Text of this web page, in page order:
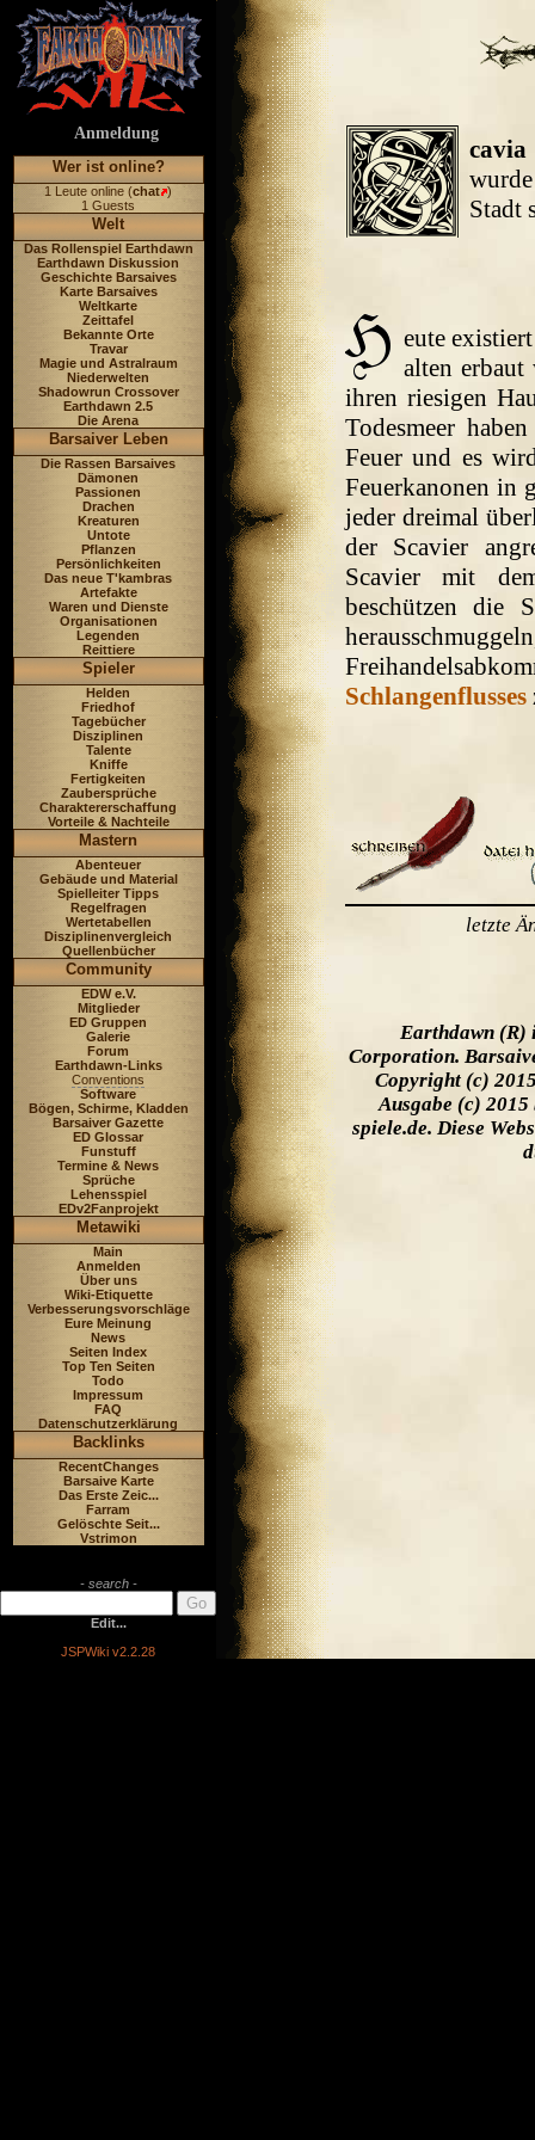
Anmeldung
Wer ist online?
1 Leute online (chat )
1 Guests
Welt
Das Rollenspiel Earthdawn
Earthdawn Diskussion
Geschichte Barsaives
Karte Barsaives
Weltkarte
Zeittafel
Bekannte Orte
Travar
Magie und Astralraum
Niederwelten
Shadowrun Crossover
Earthdawn 2.5
Die Arena
Barsaiver Leben
Die Rassen Barsaives
Dämonen
Passionen
Drachen
Kreaturen
Untote
Pflanzen
Persönlichkeiten
Das neue T'kambras
Artefakte
Waren und Dienste
Organisationen
Legenden
Reittiere
Spieler
Helden
Friedhof
Tagebücher
Disziplinen
Talente
Kniffe
Fertigkeiten
Zaubersprüche
Charaktererschaffung
Vorteile & Nachteile
Mastern
Abenteuer
Gebäude und Material
Spielleiter Tipps
Regelfragen
Wertetabellen
Disziplinenvergleich
Quellenbücher
Community
EDW e.V.
Mitglieder
ED Gruppen
Galerie
Forum
Earthdawn-Links
Conventions
Software
Bögen, Schirme, Kladden
Barsaiver Gazette
ED Glossar
Funstuff
Termine & News
Sprüche
Lehensspiel
EDv2Fanprojekt
Metawiki
Main
Anmelden
Über uns
Wiki-Etiquette
Verbesserungsvorschläge
Eure Meinung
News
Seiten Index
Top Ten Seiten
Todo
Impressum
FAQ
Datenschutzerklärung
Backlinks
RecentChanges
Barsaive Karte
Das Erste Zeic...
Farram
Gelöschte Seit...
Vstrimon
- search -
Edit...
JSPWiki v2.2.28
cavia
Stadt
eute
alten erbaut
ihren riesigen
Todesmeer
Feuer und es
Feuerkanonen in
jeder dreimal
der Scavier
Scavier mit
beschützen die
Schlangenflusses
letzte
Earthdawn (R)
Corporation.
Copyright (c)
Ausgabe (c) 2015
spiele.de. Diese